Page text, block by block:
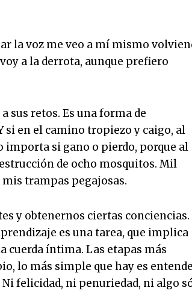
la voz me veo a mí mismo
a la derrota, aunque prefiero
sus retos. Es una forma de
si en el camino tropiezo y caigo, al
importa si gano o pierdo, porque al
de ocho mosquitos. Mil
trampas pegajosas.
y obtenernos ciertas conciencias.
es una tarea, que implica
cuerda íntima. Las etapas más
lo más simple que hay es
felicidad, ni penuriedad, ni algo